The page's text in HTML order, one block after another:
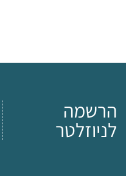
הרשמה
לניוזלטר